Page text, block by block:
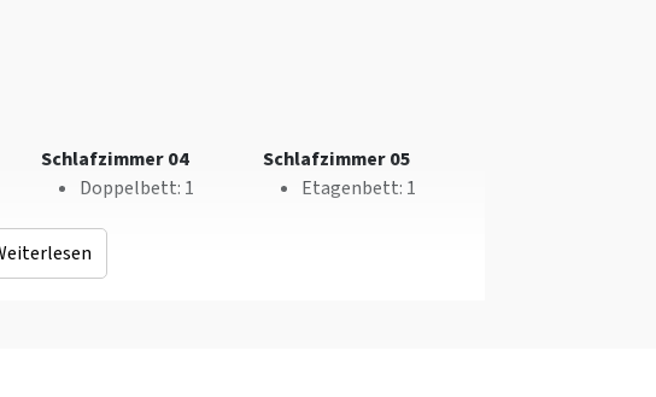
Schlafzimmer 04
Doppelbett: 1
Schlafzimmer 05
Etagenbett: 1